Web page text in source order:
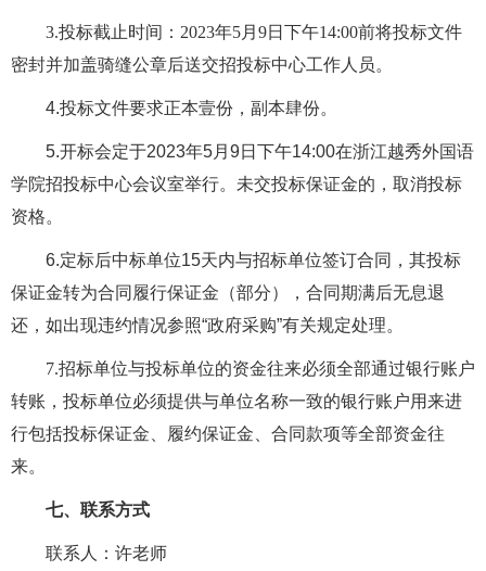
3.投标截止时间： 2023年5月 9日下午14:00前将投标文件
密封并加盖骑缝公章后送交招投标中心工作人员。
4.投标文件要求正本壹份，副本肆份。
5.开标会定于2023年5月 9日下午14:00在浙江越秀外国语
学院招投标中心会议室举行。未交投标保证金的，取消投标
资格。
6.定标后中标单位15天内与招标单位签订合同，其投标
保证金转为合同履行保证金（部分），合同期满后无息退
还， 如出现违约情况参照“政府采购”有关规定处理。
7.招标单位与投标单位的资金往来必须全部通过银行账户
转账，投标单位必须提供与单位名称一致的银行账户用来进
行包括投标保证金、履约保证金、合同款项等全部资金往
来。
七、联系方式
联系人：许老师